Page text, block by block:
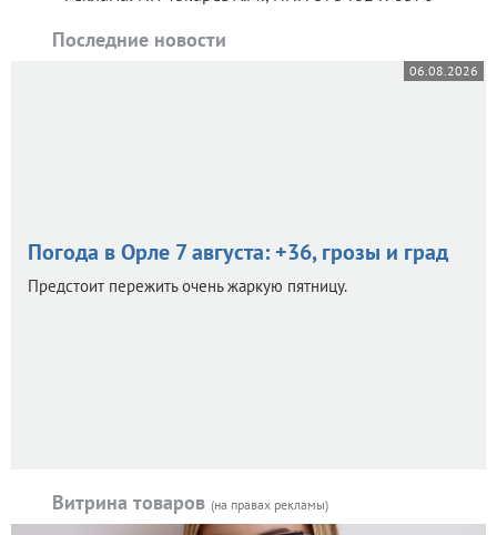
Последние новости
06.08.2026
Погода в Орле 7 августа: +36, грозы и град
Предстоит пережить очень жаркую пятницу.
Витрина товаров (на правах рекламы)